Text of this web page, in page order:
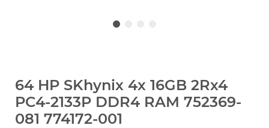
64 HP SKhynix 4x 16GB 2Rx4
PC4-2133P DDR4 RAM 752369-
081 774172-001